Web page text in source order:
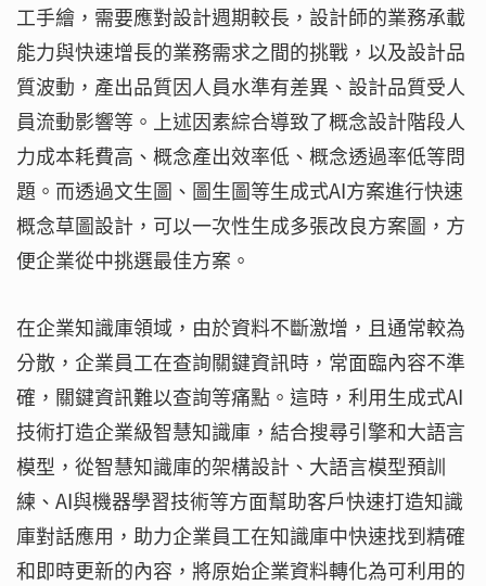
工手繪，需要應對設計週期較長，設計師的業務承載
能力與快速增長的業務需求之間的挑戰，以及設計品
質波動，產出品質因人員水準有差異、設計品質受人
員流動影響等。上述因素綜合導致了概念設計階段人
力成本耗費高、概念產出效率低、概念透過率低等問
題。而透過文生圖、圖生圖等生成式AI方案進行快速
概念草圖設計，可以一次性生成多張改良方案圖，方
便企業從中挑選最佳方案。
在企業知識庫領域，由於資料不斷激增，且通常較為
分散，企業員工在查詢關鍵資訊時，常面臨內容不準
確，關鍵資訊難以查詢等痛點。這時，利用生成式AI
技術打造企業級智慧知識庫，結合搜尋引擎和大語言
模型，從智慧知識庫的架構設計、大語言模型預訓
練、AI與機器學習技術等方面幫助客戶快速打造知識
庫對話應用，助力企業員工在知識庫中快速找到精確
和即時更新的內容，將原始企業資料轉化為可利用的